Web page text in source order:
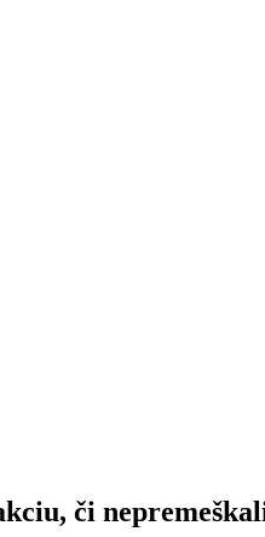
či